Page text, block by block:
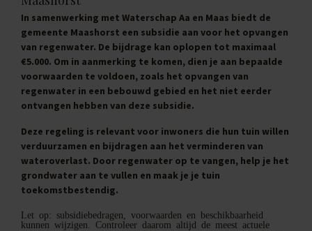
In samenwerking met Waterschap Aa en Maas biedt de
gemeente Maashorst een subsidie aan voor het opvangen
van regenwater. De bijdrage kan oplopen tot maximaal
€5.000. Om in aanmerking te komen, dien je aan bepaalde
voorwaarden te voldoen, zoals het opvangen van
regenwater in een bebouwd gebied en het niet eerder
ontvangen hebben van deze subsidie.
Deze regeling is relevant voor inwoners die hun tuin willen
verduurzamen en bijdragen aan het verminderen van
wateroverlast. Door regenwater op te vangen, help je het
grondwater aan te vullen en maak je je tuin
toekomstbestendig.
Let op: subsidiebedragen, voorwaarden en beschikbaarheid
kunnen wijzigen. Controleer daarom altijd de meest actuele